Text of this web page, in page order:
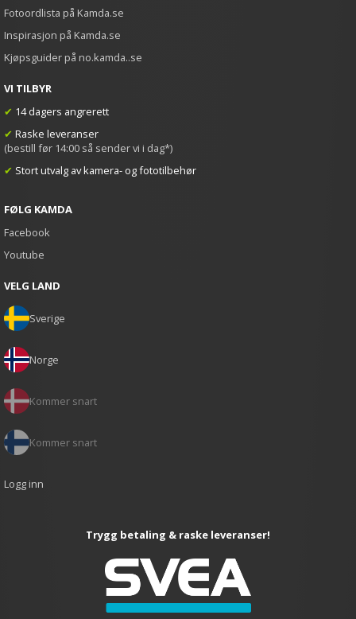
Fotoordlista på Kamda.se
Inspirasjon på Kamda.se
Kjøpsguider på no.kamda..se
VI TILBYR
✔ 14 dagers angrerett
✔ Raske leveranser
(bestill før 14:00 så sender vi i dag*)
✔ Stort utvalg av kamera- og fototilbehør
FØLG KAMDA
Facebook
Youtube
VELG LAND
Sverige
Norge
Kommer snart
Kommer snart
Logg inn
Trygg betaling & raske leveranser!